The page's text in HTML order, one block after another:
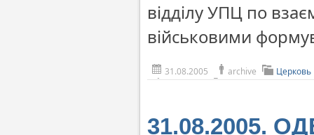
відділу УПЦ по
військовими
31.08.2005 archive
31.08.2005.